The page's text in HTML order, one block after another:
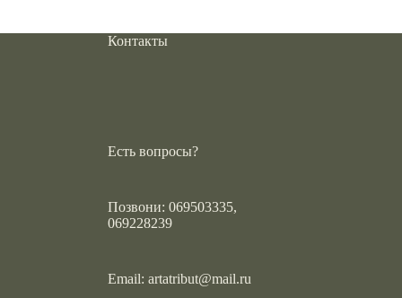
Контакты
Есть вопросы?
Позвони: 069503335,
069228239
Email: artatribut@mail.ru